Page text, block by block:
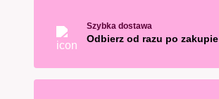
Szybka dostawa
Odbierz od razu po zakupie